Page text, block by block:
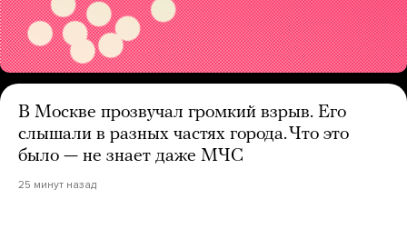
В Москве прозвучал громкий взрыв. Его
слышали в разных частях города. Что это
было — не знает даже МЧС
25 минут назад